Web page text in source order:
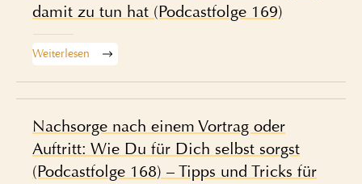
damit zu tun hat (Podcastfolge 169)
Weiterlesen
Nachsorge nach einem Vortrag oder
Auftritt: Wie Du für Dich selbst sorgst
(Podcastfolge 168) – Tipps und Tricks für